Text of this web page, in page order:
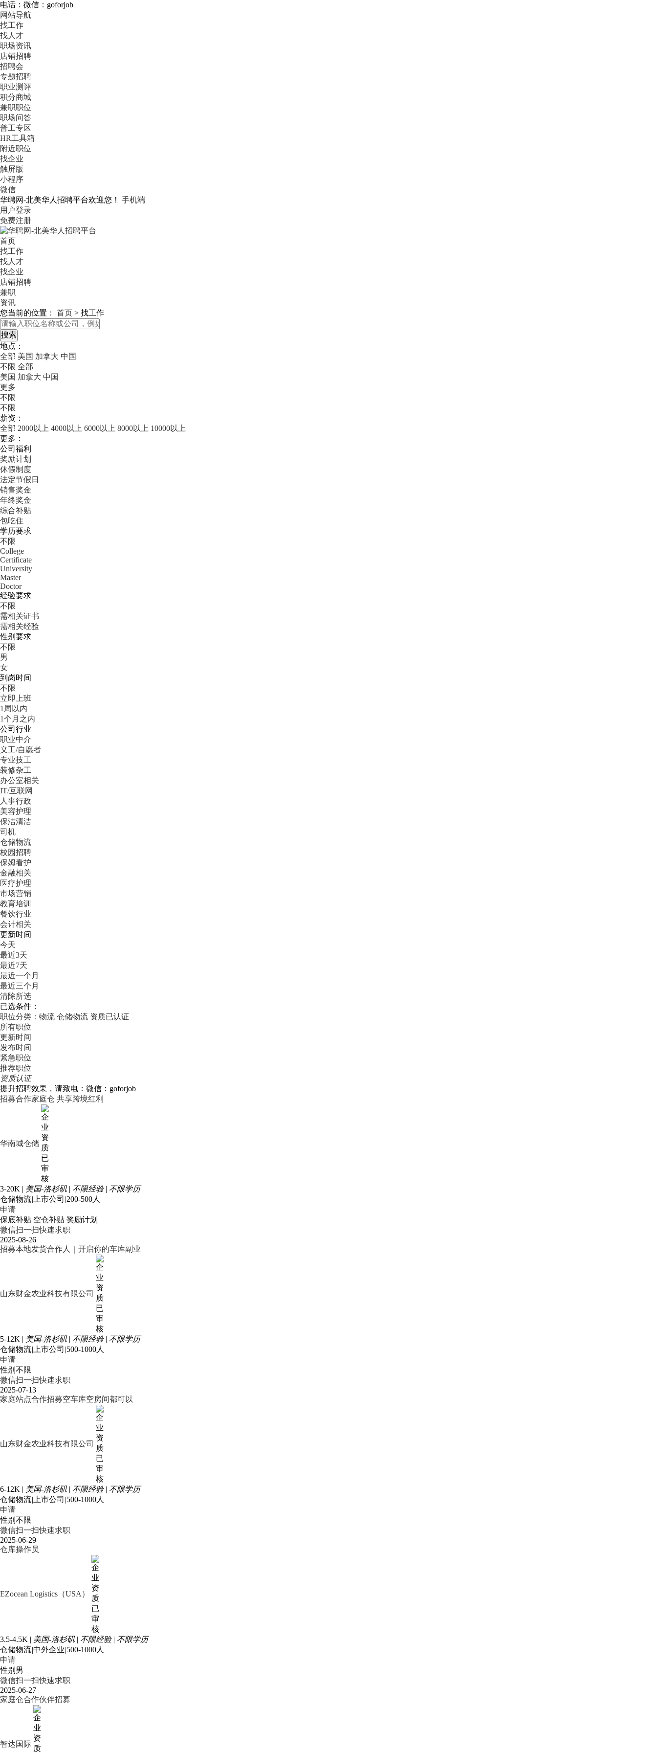
电话：微信：goforjob
网站导航
找工作
找人才
职场资讯
店铺招聘
招聘会
专题招聘
职业测评
积分商城
兼职职位
职场问答
普工专区
HR工具箱
附近职位
找企业
触屏版
小程序
微信
华聘网-北美华人招聘平台欢迎您！
手机端
用户登录
免费注册
首页
找工作
找人才
找企业
店铺招聘
兼职
资讯
您当前的位置： 首页 > 找工作
地点：
全部 美国 加拿大 中国
不限 全部
美国 加拿大 中国
更多
不限
不限
薪资：
全部 2000以上 4000以上 6000以上 8000以上 10000以上
更多：
公司福利
奖励计划
休假制度
法定节假日
销售奖金
年终奖金
综合补贴
包吃住
学历要求
不限
College
Certificate
University
Master
Doctor
经验要求
不限
需相关证书
需相关经验
性别要求
不限
男
女
到岗时间
不限
立即上班
1周以内
1个月之内
公司行业
职业中介
义工/自愿者
专业技工
装修杂工
办公室相关
IT/互联网
人事行政
美容护理
保洁清洁
司机
仓储物流
校园招聘
保姆看护
金融相关
医疗护理
市场营销
教育培训
餐饮行业
会计相关
更新时间
今天
最近3天
最近7天
最近一个月
最近三个月
清除所选
已选条件：
职位分类：物流 仓储物流 资质已认证
所有职位
更新时间
发布时间
紧急职位
推荐职位
资质认证
提升招聘效果，请致电：微信：goforjob
招募合作家庭仓 共享跨境红利
华南城仓储
3-20K | 美国-洛杉矶 | 不限经验 | 不限学历
仓储物流| 上市公司 |200-500人
申请
保底补贴 空仓补贴 奖励计划
微信扫一扫快速求职
2025-08-26
招募本地发货合作人｜开启你的车库副业
山东财金农业科技有限公司
5-12K | 美国-洛杉矶 | 不限经验 | 不限学历
仓储物流| 上市公司 |500-1000人
申请
性别不限
微信扫一扫快速求职
2025-07-13
家庭站点合作招募空车库空房间都可以
山东财金农业科技有限公司
6-12K | 美国-洛杉矶 | 不限经验 | 不限学历
仓储物流| 上市公司 |500-1000人
申请
性别不限
微信扫一扫快速求职
2025-06-29
仓库操作员
EZocean Logistics（USA）
3.5-4.5K | 美国-洛杉矶 | 不限经验 | 不限学历
仓储物流|中外企业|500-1000人
申请
性别男
微信扫一扫快速求职
2025-06-27
家庭仓合作伙伴招募
智达国际